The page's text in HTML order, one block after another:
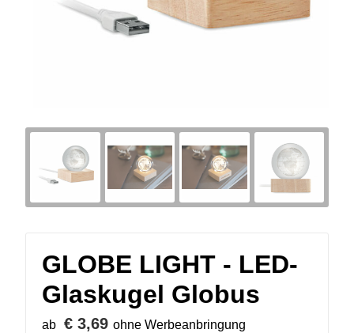
GLOBE LIGHT - LED-
Glaskugel Globus
ab € 3,69 ohne Werbeanbringung